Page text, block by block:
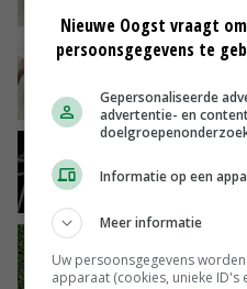
26-11-2021
af
kringloop
Nieuwe Oogst vraagt
persoonsgegevens te
Gepersonaliseerde
advertentie- en
Informatie op een
Meer informatie
Uw persoonsgegevens
apparaat (cookies, unieke